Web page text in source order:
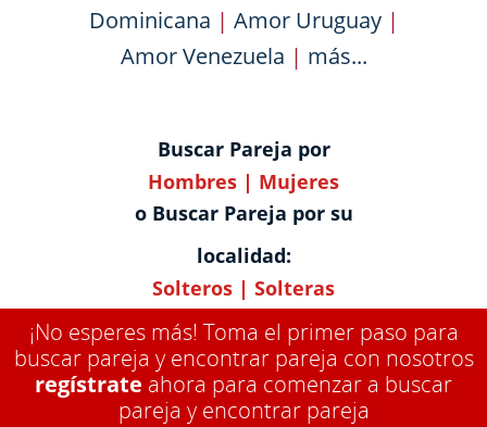
Dominicana | Amor Uruguay|
Amor Venezuela | más...
Buscar Pareja por
Hombres | Mujeres
o Buscar Pareja por su
localidad:
Solteros | Solteras
¡No esperes más! Toma el primer paso para
buscar pareja y encontrar pareja con nosotros
regístrate ahora para comenzar a buscar
pareja y encontrar pareja